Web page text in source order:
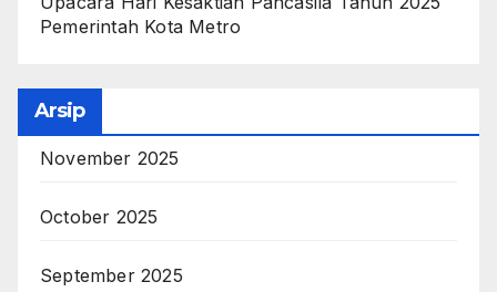
Pemerintah Kota Metro
Arsip
November 2025
October 2025
September 2025